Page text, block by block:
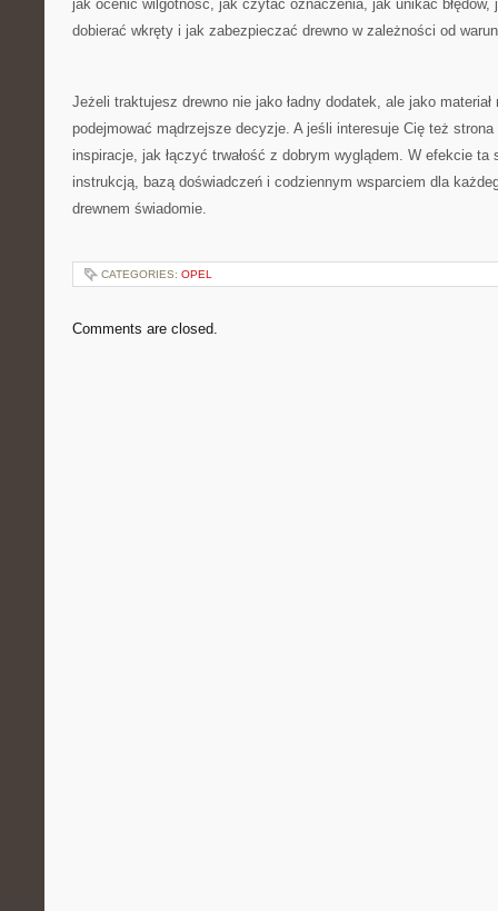
jak ocenić wilgotność, jak czytać oznaczenia, jak unikać błędów,
dobierać wkręty i jak zabezpieczać drewno w zależności od
Jeżeli traktujesz drewno nie jako ładny dodatek, ale jako
podejmować mądrzejsze decyzje. A jeśli interesuje Cię też
inspiracje, jak łączyć trwałość z dobrym wyglądem. W efekcie ta
instrukcją, bazą doświadczeń i codziennym wsparciem dla
drewnem świadomie.
CATEGORIES: OPEL
Comments are closed.